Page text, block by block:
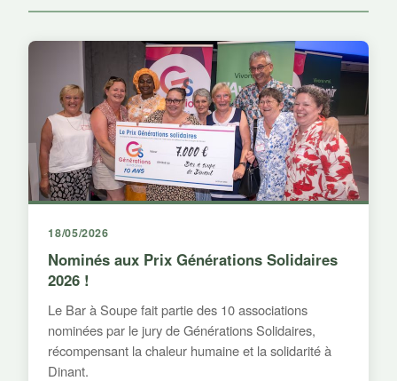
18/05/2026
Nominés aux Prix Générations Solidaires
2026 !
Le Bar à Soupe fait partie des 10 associations
nominées par le jury de Générations Solidaires,
récompensant la chaleur humaine et la solidarité à
Dinant.